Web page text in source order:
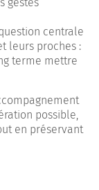
centrale
leurs proches :
terme mettre
possible,
en préservant